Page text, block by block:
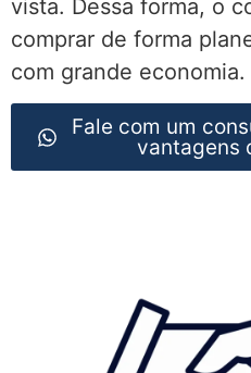
vista. Dessa forma, o
comprar de forma
com grande economia.
Fale com um
vantagens